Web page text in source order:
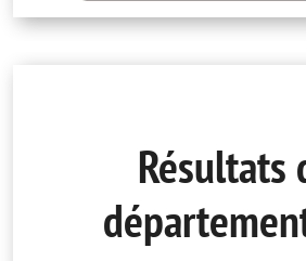
Résultats